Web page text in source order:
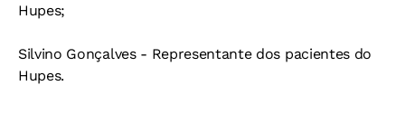
Hupes;
Silvino Gonçalves - Representante dos pacientes do
Hupes.